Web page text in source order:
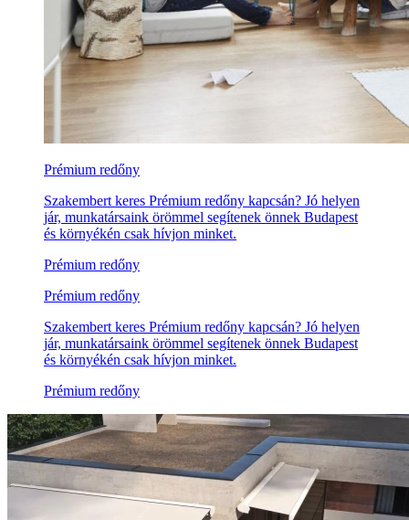
Prémium redőny
Szakembert keres Prémium redőny kapcsán? Jó helyen
jár, munkatársaink örömmel segítenek önnek Budapest
és környékén csak hívjon minket.
Prémium redőny
Prémium redőny
Szakembert keres Prémium redőny kapcsán? Jó helyen
jár, munkatársaink örömmel segítenek önnek Budapest
és környékén csak hívjon minket.
Prémium redőny